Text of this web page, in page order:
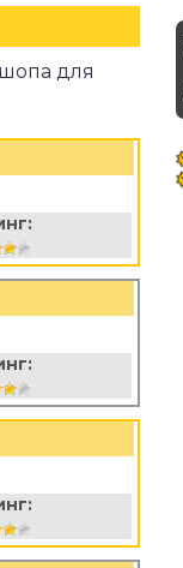
для